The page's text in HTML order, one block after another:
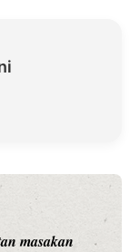
masakan